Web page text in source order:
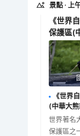
景點 · 上
《世界
保護區(
《世界
(中華大
世界著名
保護區之